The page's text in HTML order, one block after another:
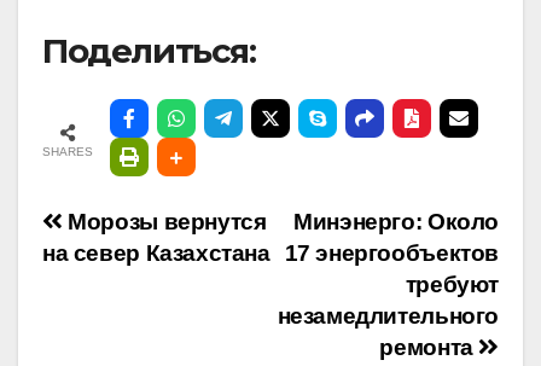
Поделиться:
SHARES
Навигация
Минэнерго: Около
17 энергообъектов
требуют
незамедлительного
ремонта
Морозы вернутся
на север Казахстана